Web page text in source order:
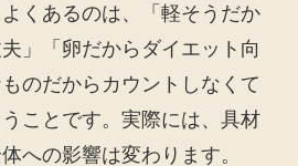
くあるのは、「軽そうだか
」「卵だからダイエット向
のだからカウントしなくて
ことです。実際には、具材
への影響は変わります。